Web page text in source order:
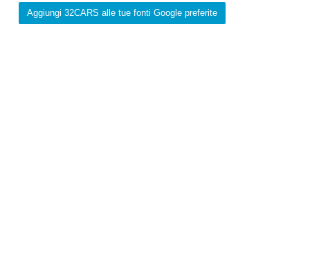
Aggiungi 32CARS alle tue fonti Google preferite